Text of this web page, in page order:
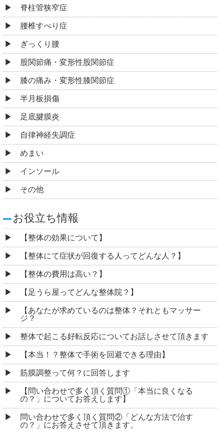
脊柱管狭窄症
腰椎すべり症
ぎっくり腰
股関節痛・変形性股関節症
膝の痛み・変形性膝関節症
半月板損傷
足底腱膜炎
自律神経失調症
めまい
インソール
その他
お役立ち情報
【整体の効果について】
【整体にて症状が回復する人ってどんな人？】
【整体の費用は高い？】
【足うら屋ってどんな整体院？】
【あなたが求めているのは整体？それともマッサー
ジ？
整体で起こる好転反応についてお話しさせて頂きます
【本当！？整体で手術を回避できる理由】
筋膜調整って何？に回答します
【問い合わせで多く頂く質問①「本当に良くなる
の？」についてお答えします】
問い合わせで多く頂く質問②「どんな方法で治す
の？」にお答えさせて頂きます。